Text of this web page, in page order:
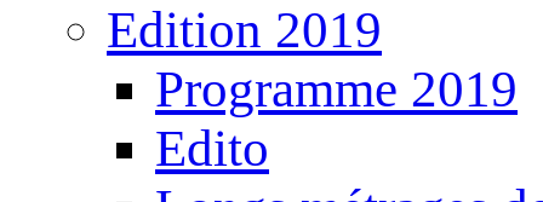
Edition 2019
Programme 2019
Edito